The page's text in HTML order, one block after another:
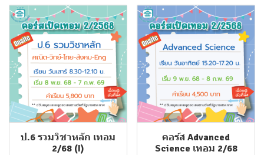
ป.6 รวมวิชาหลัก เทอม
2/68 (I)
คอร์ส Advanced
Science เทอม 2/68